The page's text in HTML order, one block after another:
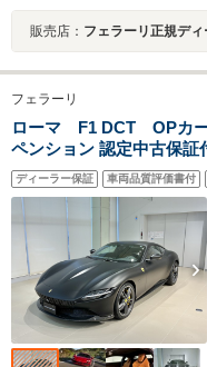
販売店： フェラーリ正規ディーラー
フェラーリ
ローマ F1 DCT OPカー
ペンション 認定中古保
グ 20インチ鍛造ダイヤ
クスポーツエキゾースト
電動シート
ディーラー保証 車両品質評価書付